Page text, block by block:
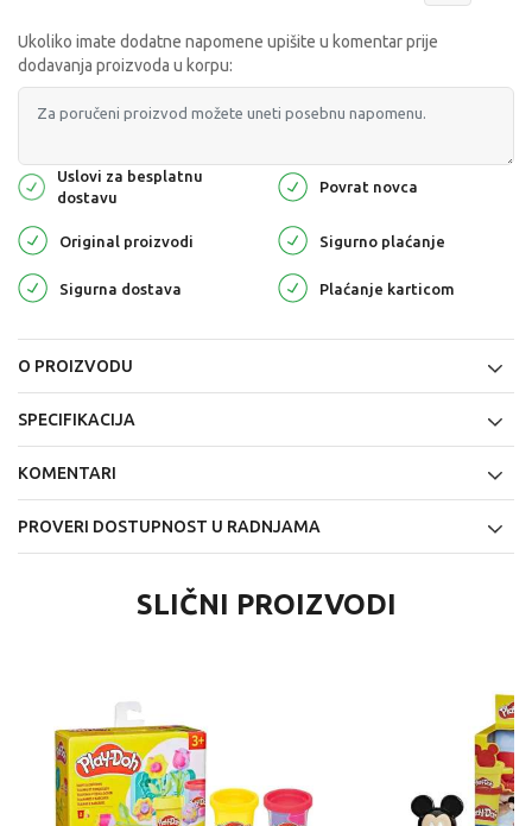
Ukoliko imate dodatne napomene upišite u komentar prije
dodavanja proizvoda u korpu:
Uslovi za besplatnu
dostavu
Povrat novca
Original proizvodi Sigurno plaćanje
Sigurna dostava Plaćanje karticom
O PROIZVODU
SPECIFIKACIJA
KOMENTARI
PROVERI DOSTUPNOST U RADNJAMA
SLIČNI PROIZVODI